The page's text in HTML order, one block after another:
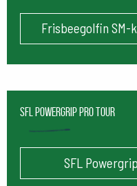
Frisbeegolfin
SFL Powergrip Pro Tour
SFL